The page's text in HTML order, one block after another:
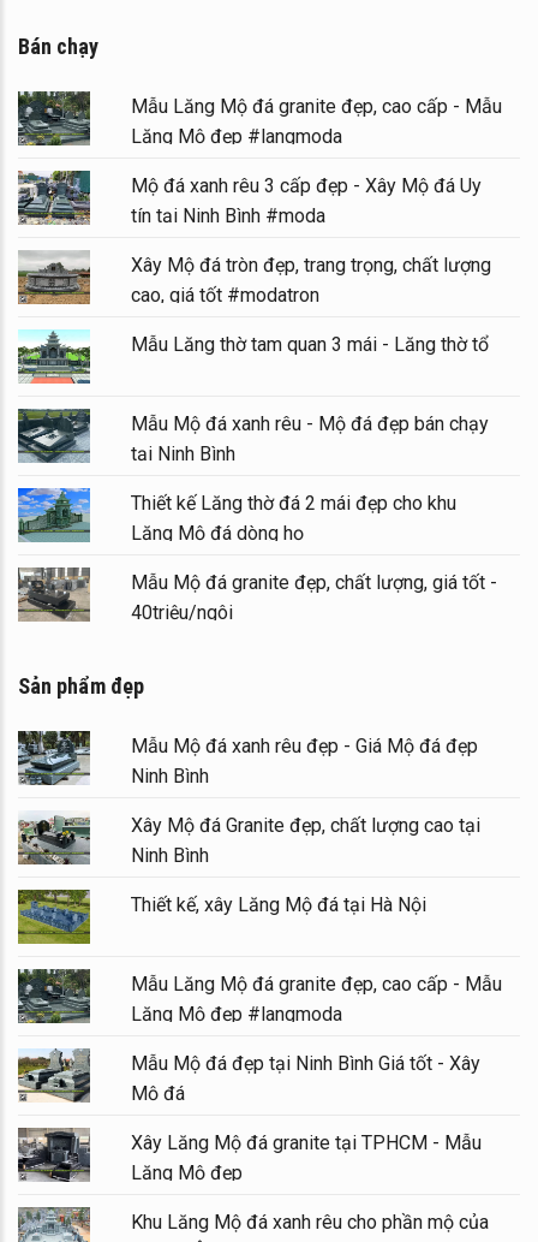
Bán chạy
Mẫu Lăng Mộ đá granite đẹp, cao cấp - Mẫu
Lăng Mộ đẹp #langmoda
Mộ đá xanh rêu 3 cấp đẹp - Xây Mộ đá Uy
tín tại Ninh Bình #moda
Xây Mộ đá tròn đẹp, trang trọng, chất lượng
cao, giá tốt #modatron
Mẫu Lăng thờ tam quan 3 mái - Lăng thờ tổ
Mẫu Mộ đá xanh rêu - Mộ đá đẹp bán chạy
tại Ninh Bình
Thiết kế Lăng thờ đá 2 mái đẹp cho khu
Lăng Mộ đá dòng họ
Mẫu Mộ đá granite đẹp, chất lượng, giá tốt -
40triệu/ngôi
Sản phẩm đẹp
Mẫu Mộ đá xanh rêu đẹp - Giá Mộ đá đẹp
Ninh Bình
Xây Mộ đá Granite đẹp, chất lượng cao tại
Ninh Bình
Thiết kế, xây Lăng Mộ đá tại Hà Nội
Mẫu Lăng Mộ đá granite đẹp, cao cấp - Mẫu
Lăng Mộ đẹp #langmoda
Mẫu Mộ đá đẹp tại Ninh Bình Giá tốt - Xây
Mộ đá
Xây Lăng Mộ đá granite tại TPHCM - Mẫu
Lăng Mộ đẹp
Khu Lăng Mộ đá xanh rêu cho phần mộ của